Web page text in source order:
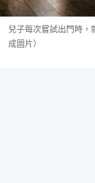
兒子每次嘗試出門時，
成圖片）